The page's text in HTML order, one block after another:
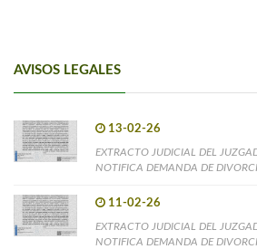
AVISOS LEGALES
13-02-26
EXTRACTO JUDICIAL DEL
NOTIFICA DEMANDA DE
11-02-26
EXTRACTO JUDICIAL DEL
NOTIFICA DEMANDA DE